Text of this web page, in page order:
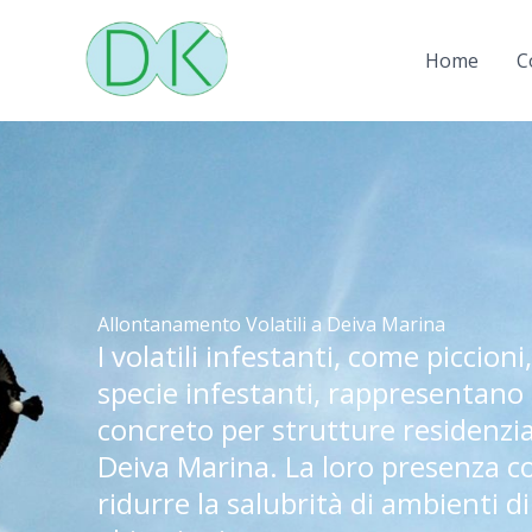
contenuto
Home
Allontanamento Volatili a Deiva Marina
I volatili infestanti, come
specie infestanti,
concreto per strutture
Deiva Marina. La loro presenza
ridurre la salubrità di ambienti